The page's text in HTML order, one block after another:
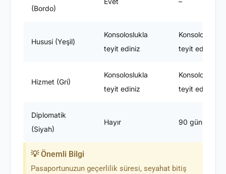
(Bordo)
Hususi (Yeşil)
Konsoloslukla
teyit ediniz
Konsoloslukla
teyit ediniz
Hizmet (Gri)
Konsoloslukla
teyit ediniz
Konsoloslukla
teyit ediniz
Diplomatik
(Siyah)
Hayır 90 gün
💡 Önemli Bilgi
Pasaportunuzun geçerlilik süresi, seyahat bitiş